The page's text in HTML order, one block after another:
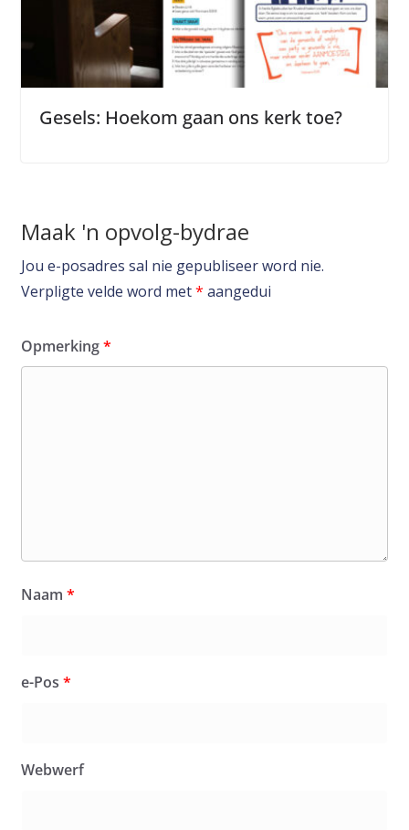
Gesels: Hoekom gaan ons kerk toe?
Maak 'n opvolg-bydrae
Jou e-posadres sal nie gepubliseer word nie.
Verpligte velde word met* aangedui
Opmerking*
Naam *
e-Pos *
Webwerf